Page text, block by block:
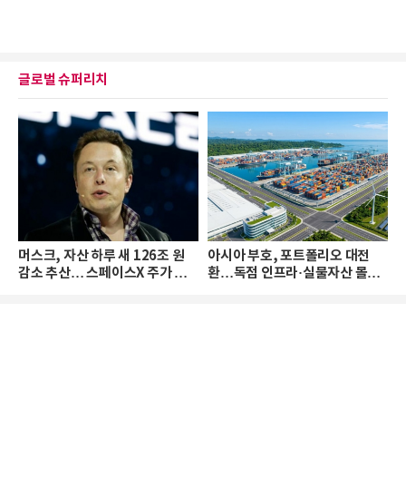
글로벌 슈퍼리치
머스크, 자산 하루 새 126조 원
감소 추산… 스페이스X 주가 하
아시아 부호, 포트폴리오 대전
환…독점 인프라·실물자산 몰린